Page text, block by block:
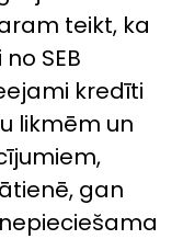
teikt, ka
SEB
kredīti
likmēm un
gan